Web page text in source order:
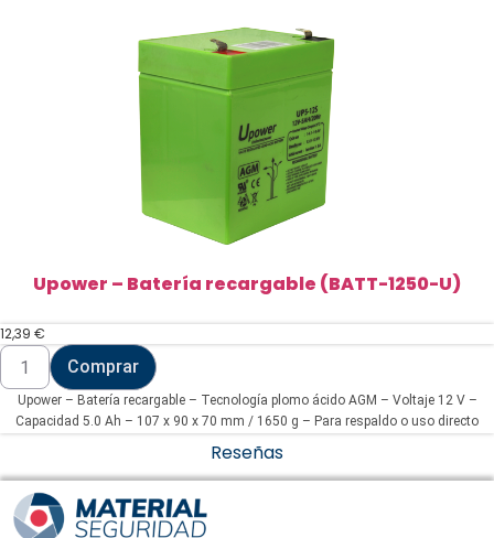
Upower – Batería recargable (BATT-1250-U)
12,39 €
Upower
Batería
recargable
(BATT-
cantidad
Comprar
Upower – Batería recargable – Tecnología plomo ácido AGM – Voltaje 12 V –
Capacidad 5.0 Ah – 107 x 90 x 70 mm / 1650 g – Para respaldo o uso directo
Reseñas